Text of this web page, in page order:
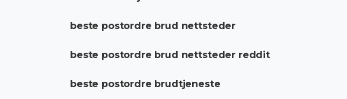
beste postordre brud nettsteder
beste postordre brud nettsteder reddit
beste postordre brudtjeneste